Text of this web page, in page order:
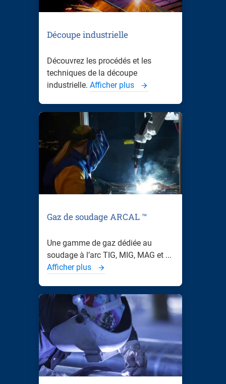
Découpe industrielle
Découvrez les procédés et les
techniques de la découpe
industrielle. Afficher plus
Gaz de soudage ARCAL ™
Une gamme de gaz dédiée au
soudage à l’arc TIG, MIG, MAG et ...
Afficher plus